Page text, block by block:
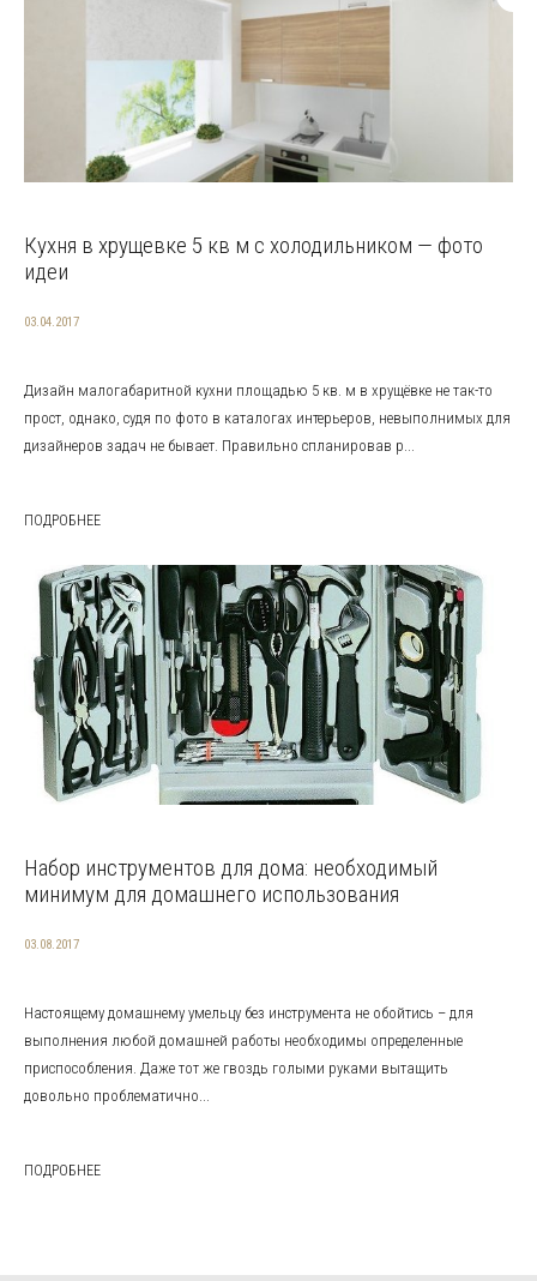
Кухня в хрущевке 5 кв м с холодильником — фото
идеи
03.04.2017
Дизайн малогабаритной кухни площадью 5 кв. м в хрущёвке не так-то
прост, однако, судя по фото в каталогах интерьеров, невыполнимых для
дизайнеров задач не бывает. Правильно спланировав р...
ПОДРОБНЕЕ
Набор инструментов для дома: необходимый
минимум для домашнего использования
03.08.2017
Настоящему домашнему умельцу без инструмента не обойтись – для
выполнения любой домашней работы необходимы определенные
приспособления. Даже тот же гвоздь голыми руками вытащить
довольно проблематично...
ПОДРОБНЕЕ